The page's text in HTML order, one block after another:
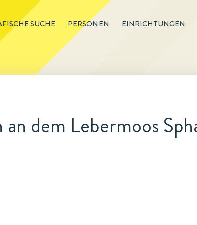
SUCHE PERSONEN EINRICHTUNGEN
dem Lebermoos